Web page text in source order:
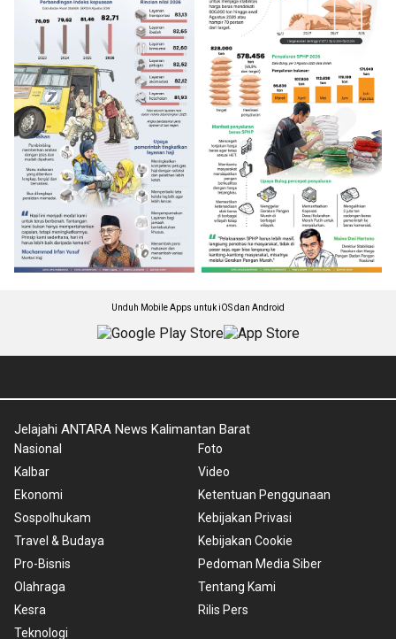
Unduh Mobile Apps untuk iOS dan Android
Jelajahi ANTARA News Kalimantan Barat
Nasional
Kalbar
Ekonomi
Sospolhukam
Travel & Budaya
Pro-Bisnis
Olahraga
Kesra
Teknologi
Foto
Video
Ketentuan Penggunaan
Kebijakan Privasi
Kebijakan Cookie
Pedoman Media Siber
Tentang Kami
Rilis Pers